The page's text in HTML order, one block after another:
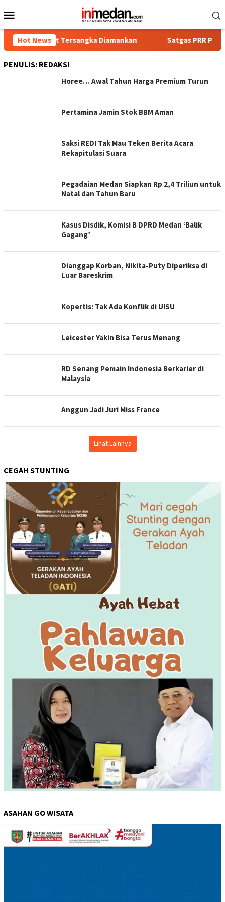
ke
Mobile
Hot News
Tersangka Diamankan Satgas PRR Pacu
PENULIS: REDAKSI
Horee… Awal Tahun Harga Premium Turun
Pertamina Jamin Stok BBM Aman
Saksi REDI Tak Mau Teken Berita Acara
Rekapitulasi Suara
Pegadaian Medan Siapkan Rp 2,4 Triliun untuk
Natal dan Tahun Baru
Kasus Disdik, Komisi B DPRD Medan ‘Balik
Gagang’
Dianggap Korban, Nikita-Puty Diperiksa di
Luar Bareskrim
Kopertis: Tak Ada Konflik di UISU
Leicester Yakin Bisa Terus Menang
RD Senang Pemain Indonesia Berkarier di
Malaysia
Anggun Jadi Juri Miss France
Lihat Lainnya
CEGAH STUNTING
ASAHAN GO WISATA
Pemutar
Video